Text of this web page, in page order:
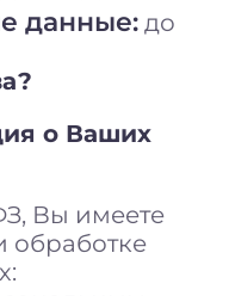
данные: до
о Ваших
Вы имеете
обработке